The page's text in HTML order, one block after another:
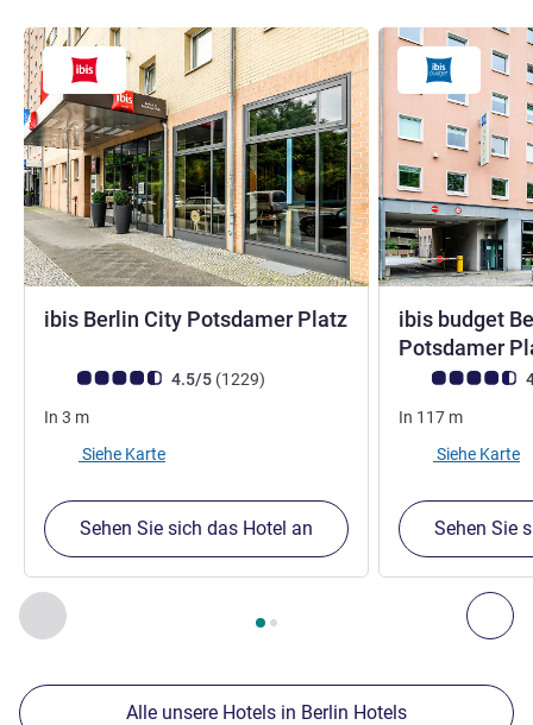
Zurück - Unsere anderen Etablissements in der Nähe
Seite , Unsere anderen Etablissements in der Nähe
ibis Berlin City Potsdamer Platz
Note Kundenmeinungen (Bewertung ALL)
4.5/5 (1229Bewertungen
)
In 3 m
Siehe Karte
Sehen Sie sich das Hotel an
ibis budget
Potsdamer
Note
In 117 m
Siehe Karte
Sehen Sie
Alle unsere Hotels in Berlin Hotels